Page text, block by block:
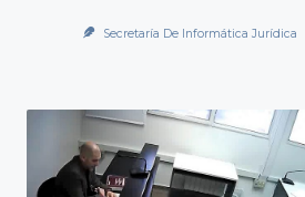
Secretaría De Informática Jurídica